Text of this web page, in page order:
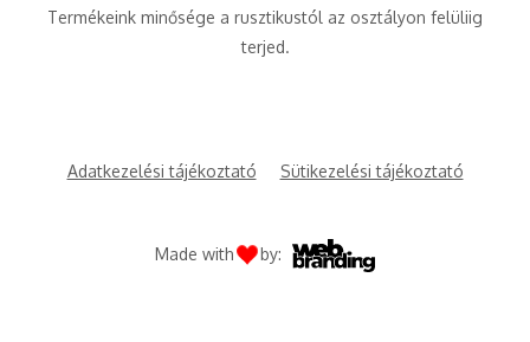
Termékeink minősége a rusztikustól az osztályon felüliig
terjed.
Adatkezelési tájékoztató Sütikezelési tájékoztató
Made with by: